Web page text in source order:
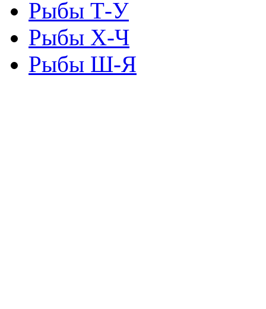
Рыбы Т-У
Рыбы Х-Ч
Рыбы Ш-Я